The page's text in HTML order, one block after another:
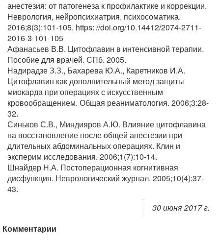
анестезия: от патогенеза к профилактике и коррекции.
Неврология, нейропсихиатрия, психосоматика.
2016;8(3):101-105. https: //doi.org/10.14412/2074-2711-
2016-3-101-105
Афанасьев В.В. Цитофлавин в интенсивной терапии.
Пособие для врачей. СПб. 2005.
Надирадзе З.З., Бахарева Ю.А., Каретников И.А.
Цитофлавин как дополнительный метод защиты
миокарда при операциях с искусственным
кровообращением. Общая реаниматология. 2006;3:28-
32.
Синьков С.В., Миндияров А.Ю. Влияние цитофлавина
на восстановление после общей анестезии при
длительных абдоминальных операциях. Клин и
эксперим исследования. 2006;1(7):10-14.
Шнайдер Н.А. Постоперационная когнитивная
дисфункция. Неврологический журнал. 2005;10(4):37-
43.
30 июня 2017 г.
Комментарии